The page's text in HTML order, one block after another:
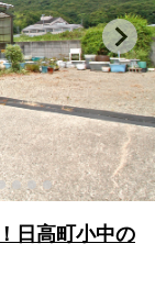
日高町小中の